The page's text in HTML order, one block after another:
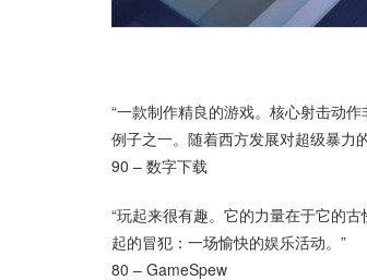
“一款制作精良的游戏。核心射击动
例子之一。随着西方发展对超级暴力
90 – 数字下载
“玩起来很有趣。它的力量在于它的
起的冒犯：一场愉快的娱乐活动。”
80 – GameSpew